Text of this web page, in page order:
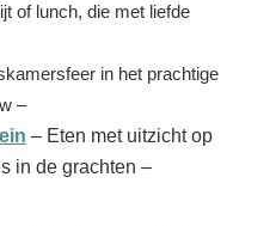
of lunch, die met liefde
in het prachtige
–
– Eten met uitzicht op
in de grachten –